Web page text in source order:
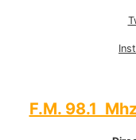
F.M. 98.1